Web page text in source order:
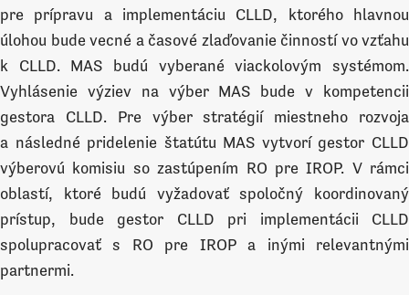
pre prípravu a implementáciu CLLD, ktorého hlavnou
úlohou bude vecné a časové zlaďovanie činností vo vzťahu
k CLLD. MAS budú vyberané viackolovým systémom.
Vyhlásenie výziev na výber MAS bude v kompetencii
gestora CLLD. Pre výber stratégií miestneho rozvoja
a následné pridelenie štatútu MAS vytvorí gestor CLLD
výberovú komisiu so zastúpením RO pre IROP. V rámci
oblastí, ktoré budú vyžadovať spoločný koordinovaný
prístup, bude gestor CLLD pri implementácii CLLD
spolupracovať s RO pre IROP a inými relevantnými
partnermi.